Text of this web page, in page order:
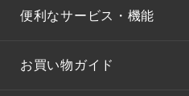
便利なサービス・機能
お買い物ガイド